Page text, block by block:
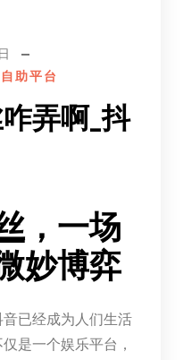
助平台
弄啊_抖
，一场
妙博弈
已经成为人们生活
是一个娱乐平台，